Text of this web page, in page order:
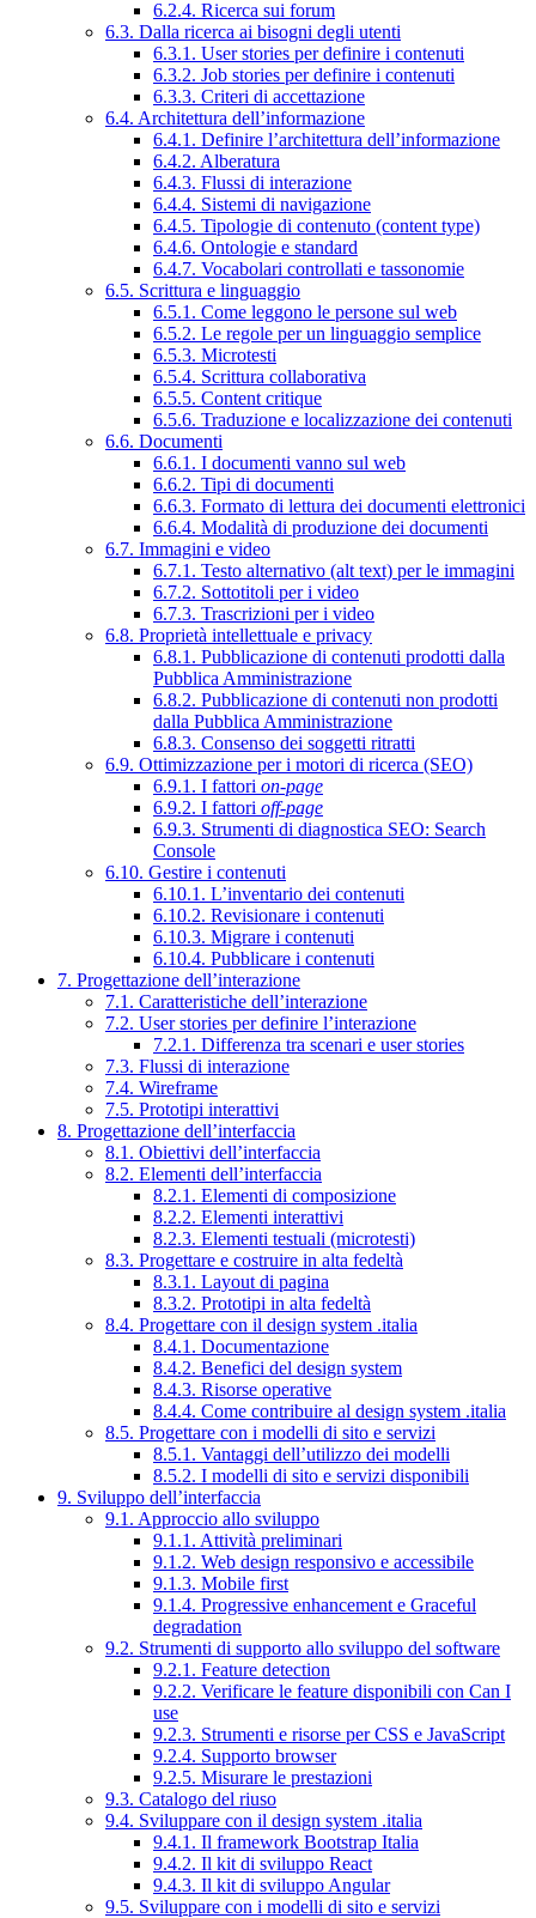
6.2.4. Ricerca sui forum
6.3. Dalla ricerca ai bisogni degli utenti
6.3.1. User stories per definire i contenuti
6.3.2. Job stories per definire i contenuti
6.3.3. Criteri di accettazione
6.4. Architettura dell’informazione
6.4.1. Definire l’architettura dell’informazione
6.4.2. Alberatura
6.4.3. Flussi di interazione
6.4.4. Sistemi di navigazione
6.4.5. Tipologie di contenuto (content type)
6.4.6. Ontologie e standard
6.4.7. Vocabolari controllati e tassonomie
6.5. Scrittura e linguaggio
6.5.1. Come leggono le persone sul web
6.5.2. Le regole per un linguaggio semplice
6.5.3. Microtesti
6.5.4. Scrittura collaborativa
6.5.5. Content critique
6.5.6. Traduzione e localizzazione dei contenuti
6.6. Documenti
6.6.1. I documenti vanno sul web
6.6.2. Tipi di documenti
6.6.3. Formato di lettura dei documenti elettronici
6.6.4. Modalità di produzione dei documenti
6.7. Immagini e video
6.7.1. Testo alternativo (alt text) per le immagini
6.7.2. Sottotitoli per i video
6.7.3. Trascrizioni per i video
6.8. Proprietà intellettuale e privacy
6.8.1. Pubblicazione di contenuti prodotti dalla
Pubblica Amministrazione
6.8.2. Pubblicazione di contenuti non prodotti
dalla Pubblica Amministrazione
6.8.3. Consenso dei soggetti ritratti
6.9. Ottimizzazione per i motori di ricerca (SEO)
6.9.1. I fattori on-page
6.9.2. I fattori off-page
6.9.3. Strumenti di diagnostica SEO: Search
Console
6.10. Gestire i contenuti
6.10.1. L’inventario dei contenuti
6.10.2. Revisionare i contenuti
6.10.3. Migrare i contenuti
6.10.4. Pubblicare i contenuti
7. Progettazione dell’interazione
7.1. Caratteristiche dell’interazione
7.2. User stories per definire l’interazione
7.2.1. Differenza tra scenari e user stories
7.3. Flussi di interazione
7.4. Wireframe
7.5. Prototipi interattivi
8. Progettazione dell’interfaccia
8.1. Obiettivi dell’interfaccia
8.2. Elementi dell’interfaccia
8.2.1. Elementi di composizione
8.2.2. Elementi interattivi
8.2.3. Elementi testuali (microtesti)
8.3. Progettare e costruire in alta fedeltà
8.3.1. Layout di pagina
8.3.2. Prototipi in alta fedeltà
8.4. Progettare con il design system .italia
8.4.1. Documentazione
8.4.2. Benefici del design system
8.4.3. Risorse operative
8.4.4. Come contribuire al design system .italia
8.5. Progettare con i modelli di sito e servizi
8.5.1. Vantaggi dell’utilizzo dei modelli
8.5.2. I modelli di sito e servizi disponibili
9. Sviluppo dell’interfaccia
9.1. Approccio allo sviluppo
9.1.1. Attività preliminari
9.1.2. Web design responsivo e accessibile
9.1.3. Mobile first
9.1.4. Progressive enhancement e Graceful
degradation
9.2. Strumenti di supporto allo sviluppo del software
9.2.1. Feature detection
9.2.2. Verificare le feature disponibili con Can I
use
9.2.3. Strumenti e risorse per CSS e JavaScript
9.2.4. Supporto browser
9.2.5. Misurare le prestazioni
9.3. Catalogo del riuso
9.4. Sviluppare con il design system .italia
9.4.1. Il framework Bootstrap Italia
9.4.2. Il kit di sviluppo React
9.4.3. Il kit di sviluppo Angular
9.5. Sviluppare con i modelli di sito e servizi